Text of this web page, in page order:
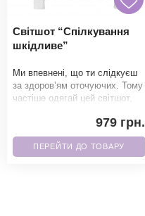
Світшот “Спілкування
шкідливе”
Ми впевнені, що ти слідкуєш
за здоров’ям оточуючих. Тому
частіше одягай цей світшот,
979 грн.
ПЕРЕЙТИ ДО ТОВАРУ